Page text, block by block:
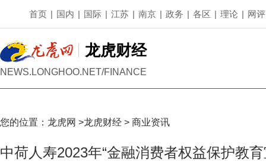
首页 | 国内 | 国际 | 江苏 | 南京 | 政务 | 各区 | 理论 | 网评
龙虎财经
NEWS.LONGHOO.NET/FINANCE
您的位置： 龙虎网 >龙虎财经 > 商业资讯
中荷人寿2023年“金融消费者权益保护教